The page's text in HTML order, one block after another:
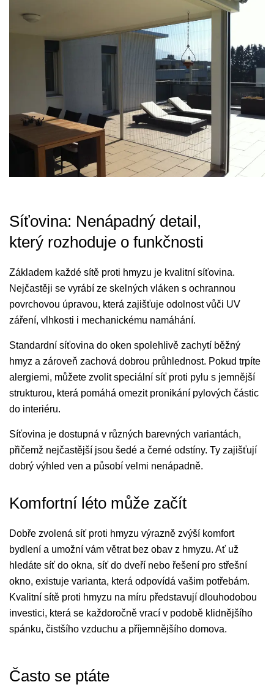
Síťovina: Nenápadný detail,
který rozhoduje o funkčnosti
Základem každé sítě proti hmyzu je kvalitní síťovina.
Nejčastěji se vyrábí ze skelných vláken s ochrannou
povrchovou úpravou, která zajišťuje odolnost vůči UV
záření, vlhkosti i mechanickému namáhání.
Standardní síťovina do oken spolehlivě zachytí běžný
hmyz a zároveň zachová dobrou průhlednost. Pokud trpíte
alergiemi, můžete zvolit speciální síť proti pylu s jemnější
strukturou, která pomáhá omezit pronikání pylových částic
do interiéru.
Síťovina je dostupná v různých barevných variantách,
přičemž nejčastější jsou šedé a černé odstíny. Ty zajišťují
dobrý výhled ven a působí velmi nenápadně.
Komfortní léto může začít
Dobře zvolená síť proti hmyzu výrazně zvýší komfort
bydlení a umožní vám větrat bez obav z hmyzu. Ať už
hledáte síť do okna, síť do dveří nebo řešení pro střešní
okno, existuje varianta, která odpovídá vašim potřebám.
Kvalitní sítě proti hmyzu na míru představují dlouhodobou
investici, která se každoročně vrací v podobě klidnějšího
spánku, čistšího vzduchu a příjemnějšího domova.
Často se ptáte